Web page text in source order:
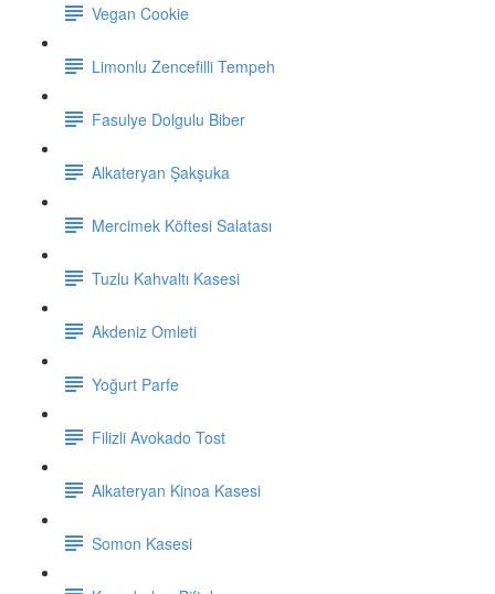
Vegan Cookie
Limonlu Zencefilli Tempeh
Fasulye Dolgulu Biber
Alkateryan Şakşuka
Mercimek Köftesi Salatası
Tuzlu Kahvaltı Kasesi
Akdeniz Omleti
Yoğurt Parfe
Filizli Avokado Tost
Alkateryan Kinoa Kasesi
Somon Kasesi